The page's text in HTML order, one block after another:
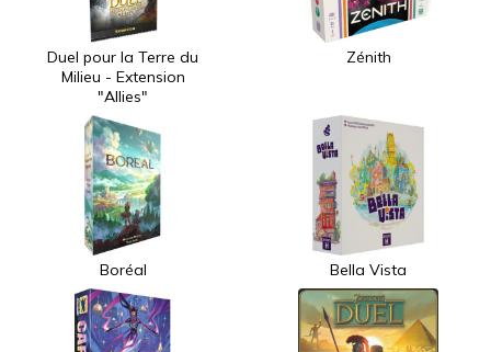
Duel pour la Terre du
Milieu - Extension
"Allies"
Zénith
Boréal Bella Vista